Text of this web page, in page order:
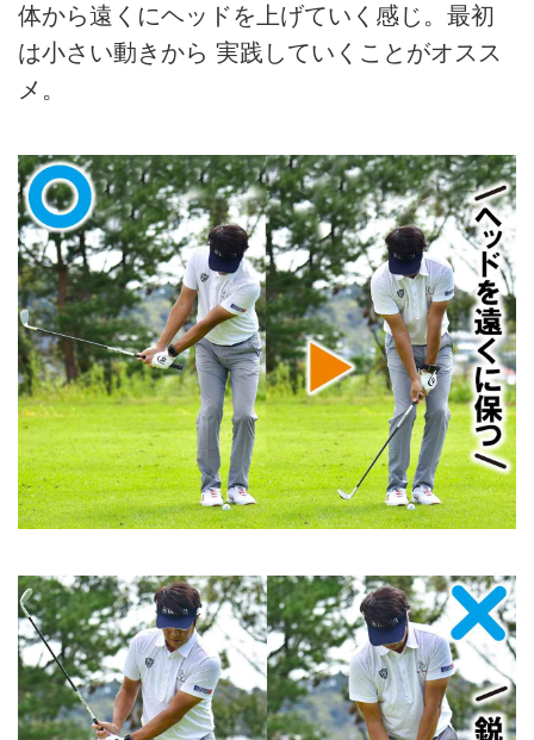
体から遠くにヘッドを上げていく感じ。最初
は小さい動きから 実践していくことがオスス
メ。